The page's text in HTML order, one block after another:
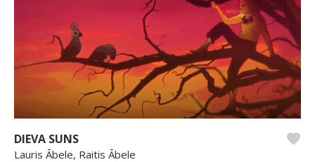
DIEVA SUNS
Lauris Ābele, Raitis Ābele